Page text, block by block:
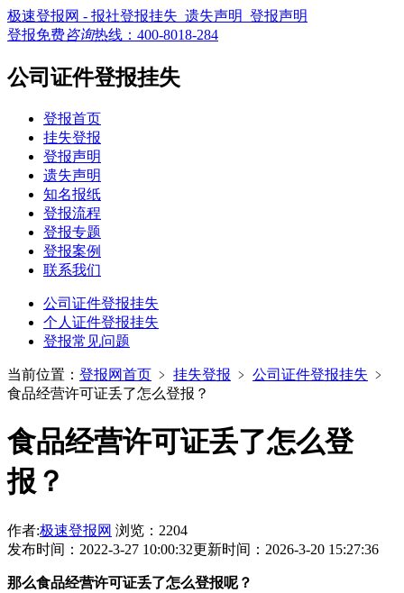
极速登报网 - 报社登报挂失_遗失声明_登报声明
登报免费咨询热线： 400-8018-284
公司证件登报挂失
登报首页
挂失登报
登报声明
遗失声明
知名报纸
登报流程
登报专题
登报案例
联系我们
公司证件登报挂失
个人证件登报挂失
登报常见问题
当前位置： 登报网首页 ﹥ 挂失登报 ﹥ 公司证件登报挂失 ﹥
食品经营许可证丢了怎么登报？
食品经营许可证丢了怎么登
报？
作者:极速登报网 浏览：2204
发布时间：2022-3-27 10:00:32更新时间：2026-3-20 15:27:36
那么食品经营许可证丢了怎么登报呢？